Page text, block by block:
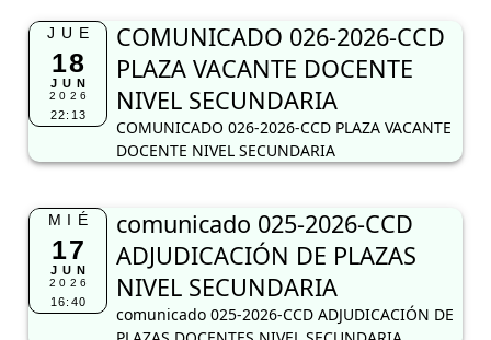
JUE
18
JUN
2026
22:13
COMUNICADO 026-2026-CCD
PLAZA VACANTE DOCENTE
NIVEL SECUNDARIA
COMUNICADO 026-2026-CCD PLAZA VACANTE
DOCENTE NIVEL SECUNDARIA
MIÉ
17
JUN
2026
16:40
comunicado 025-2026-CCD
ADJUDICACIÓN DE PLAZAS
NIVEL SECUNDARIA
comunicado 025-2026-CCD ADJUDICACIÓN DE